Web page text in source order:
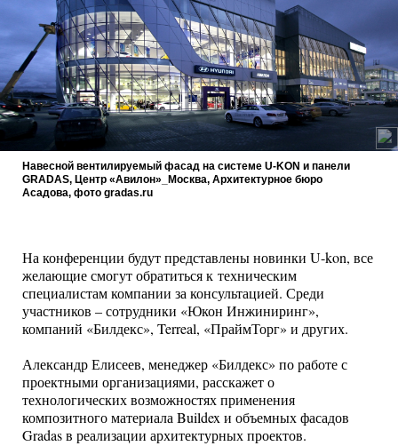
Навесной вентилируемый фасад на системе U-KON и панели
GRADAS, Центр «Авилон»_Москва, Архитектурное бюро
Асадова, фото gradas.ru
На конференции будут представлены новинки U-kon, все
желающие смогут обратиться к техническим
специалистам компании за консультацией. Среди
участников – сотрудники «Юкон Инжиниринг»,
компаний «Билдекс», Terreal, «ПраймТорг» и других.
Александр Елисеев, менеджер «Билдекс» по работе с
проектными организациями, расскажет о
технологических возможностях применения
композитного материала Buildex и объемных фасадов
Gradas в реализации архитектурных проектов.